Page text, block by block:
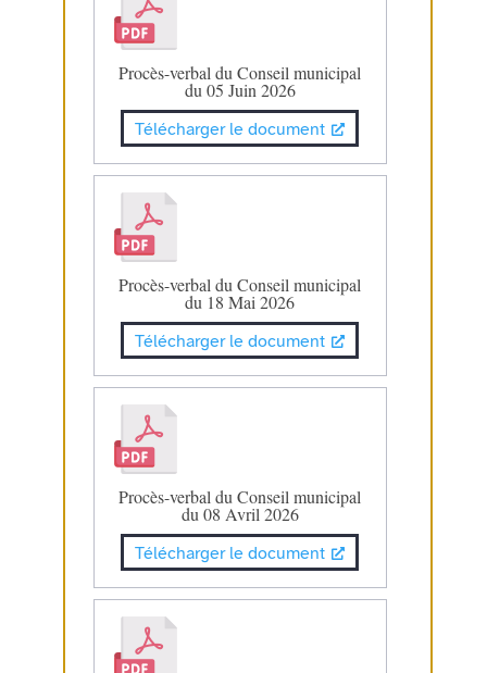
Procès-verbal du Conseil municipal
du 05 Juin 2026
Télécharger le document
Procès-verbal du Conseil municipal
du 18 Mai 2026
Télécharger le document
Procès-verbal du Conseil municipal
du 08 Avril 2026
Télécharger le document